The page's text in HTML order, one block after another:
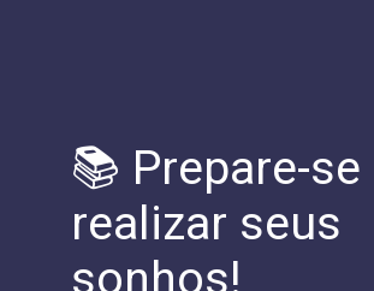
📚 Prepare-se
realizar seus
sonhos!